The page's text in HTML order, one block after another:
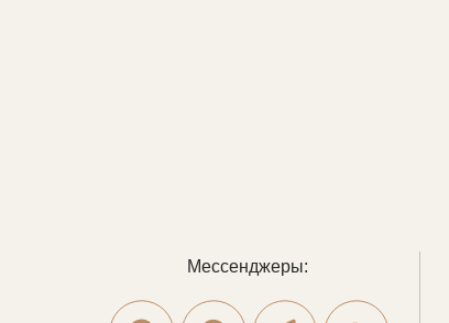
Мессенджеры: